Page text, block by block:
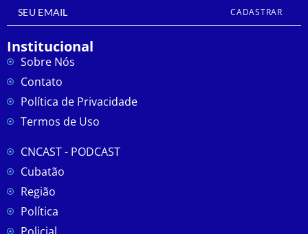
CADASTRAR
Institucional
Sobre Nós
Contato
Política de Privacidade
Termos de Uso
CNCAST - PODCAST
Cubatão
Região
Política